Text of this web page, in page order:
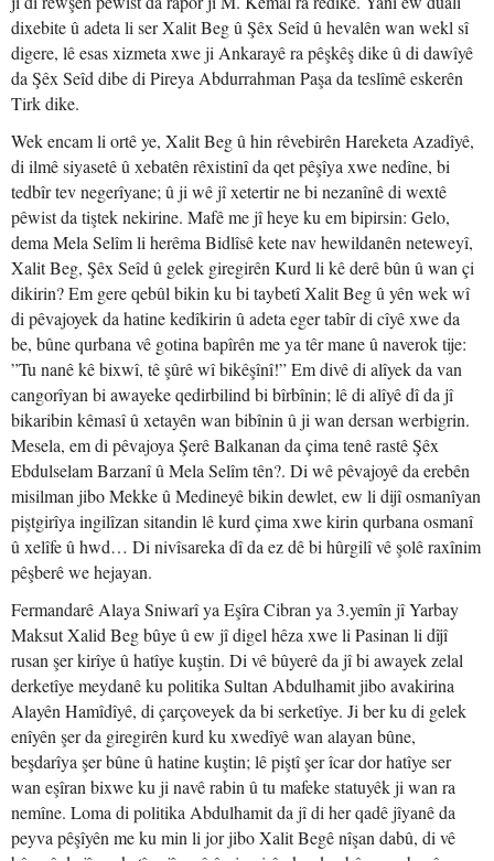
dixebite û adeta li ser Xalit Beg û Şêx Seîd û hevalên wan wekl sî
digere, lê esas xizmeta xwe ji Ankarayê ra pêşkêş dike û di dawîyê
da Şêx Seîd dibe di Pireya Abdurrahman Paşa da teslîmê eskerên
Tirk dike.
Wek encam li ortê ye, Xalit Beg û hin rêvebirên Hareketa Azadîyê,
di ilmê siyasetê û xebatên rêxistinî da qet pêşîya xwe nedîne, bi
tedbîr tev negerîyane; û ji wê jî xetertir ne bi nezanînê di wextê
pêwist da tiştek nekirine. Mafê me jî heye ku em bipirsin: Gelo,
dema Mela Selîm li herêma Bidlîsê kete nav hewildanên neteweyî,
Xalit Beg, Şêx Seîd û gelek giregirên Kurd li kê derê bûn û wan çi
dikirin? Em gere qebûl bikin ku bi taybetî Xalit Beg û yên wek wî
di pêvajoyek da hatine kedîkirin û adeta eger tabîr di cîyê xwe da
be, bûne qurbana vê gotina bapîrên me ya têr mane û naverok tije:
”Tu nanê kê bixwî, tê şûrê wî bikêşînî!” Em divê di alîyek da van
cangorîyan bi awayeke qedirbilind bi bîrbînin; lê di alîyê dî da jî
bikaribin kêmasî û xetayên wan bibînin û ji wan dersan werbigrin.
Mesela, em di pêvajoya Şerê Balkanan da çima tenê rastê Şêx
Ebdulselam Barzanî û Mela Selîm tên?. Di wê pêvajoyê da erebên
misilman jibo Mekke û Medineyê bikin dewlet, ew li dijî osmanîyan
piştgirîya ingilîzan sitandin lê kurd çima xwe kirin qurbana osmanî
û xelîfe û hwd… Di nivîsareka dî da ez dê bi hûrgilî vê şolê raxînim
pêşberê we hejayan.
Fermandarê Alaya Sniwarî ya Eşîra Cibran ya 3.yemîn jî Yarbay
Maksut Xalid Beg bûye û ew jî digel hêza xwe li Pasinan li dîjî
rusan şer kirîye û hatîye kuştin. Di vê bûyerê da jî bi awayek zelal
derketîye meydanê ku politika Sultan Abdulhamit jibo avakirina
Alayên Hamîdîyê, di çarçoveyek da bi serketîye. Ji ber ku di gelek
enîyên şer da giregirên kurd ku xwedîyê wan alayan bûne,
beşdarîya şer bûne û hatine kuştin; lê piştî şer îcar dor hatîye ser
wan eşîran bixwe ku ji navê rabin û tu mafeke statuyêk ji wan ra
nemîne. Loma di politika Abdulhamit da jî di her qadê jîyanê da
peyva pêşîyên me ku min li jor jibo Xalit Begê nîşan dabû, di vê